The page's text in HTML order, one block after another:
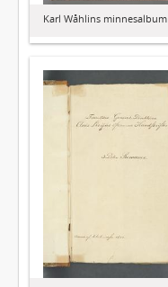
Karl Wåhlins minnesalbum